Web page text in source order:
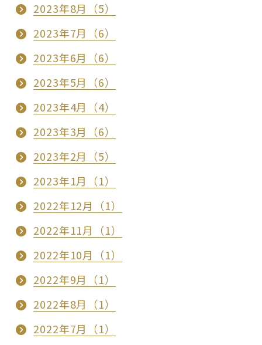
2023年8月（5）
2023年7月（6）
2023年6月（6）
2023年5月（6）
2023年4月（4）
2023年3月（6）
2023年2月（5）
2023年1月（1）
2022年12月（1）
2022年11月（1）
2022年10月（1）
2022年9月（1）
2022年8月（1）
2022年7月（1）